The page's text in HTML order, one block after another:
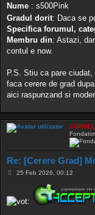
s
j
Nume : s500Pink
Gradul dorit: Daca se
Specifica forumul,
Membru din: Astazi,
contul e now.
P.S. Stiu ca pare
faca cerere de grad
aici raspunzand si
CORNEL
Fondator
Re: [Cerere Grad]
M
j
25 Feb 2026, 00:12